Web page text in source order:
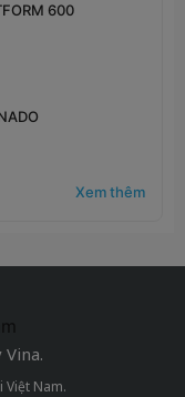
600
Xem thêm
Việt Nam.